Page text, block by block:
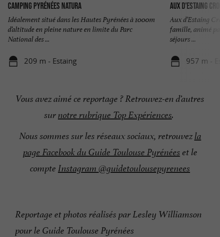
Camping Pyrénées Natura
Idéalement situé dans les Hautes Pyrénées à 1000m
d’altitude en pleine nature en limite du Parc
National des ...
209 m - Estaing
Aux d'Estaing
Aux d’Estaing
famille, animé
séjours ...
957 m -
Vous avez aimé ce reportage ? Retrouvez-en d’autres
surnotre rubrique Top Expériences.
Nous sommes sur les réseaux sociaux, retrouvezla
page Facebook du Guide Toulouse Pyrénées et le
compte Instagram @guidetoulousepyrenees
Reportage et photos réalisés par Lesley Williamson
pour le Guide Toulouse Pyrénées